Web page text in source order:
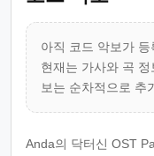
아직 코드 악보가 등
현재는 가사와 곡
보는 순차적으로 추
Anda의 닥터신 OST